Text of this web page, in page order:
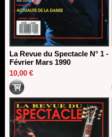
La Revue du Spectacle N° 1 -
Février Mars 1990
10,00 €